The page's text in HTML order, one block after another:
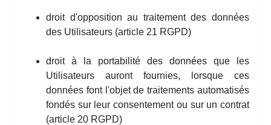
droit d'opposition au traitement des données
des Utilisateurs (article 21 RGPD)
droit à la portabilité des données que les
Utilisateurs auront fournies, lorsque ces
données font l'objet de traitements automatisés
fondés sur leur consentement ou sur un contrat
(article 20 RGPD)